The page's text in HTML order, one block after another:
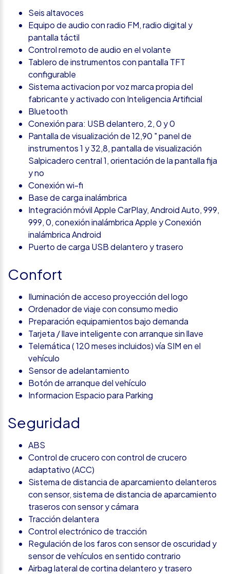
Seis altavoces
Equipo de audio con radio FM, radio digital y
pantalla táctil
Control remoto de audio en el volante
Tablero de instrumentos con pantalla TFT
configurable
Sistema activacion por voz marca propia del
fabricante y activado con Inteligencia Artificial
Bluetooth
Conexión para: USB delantero, 2, 0 y 0
Pantalla de visualización de 12,90 " panel de
instrumentos 1 y 32,8, pantalla de visualización
Salpicadero central 1, orientación de la pantalla fija
y no
Conexión wi-fi
Base de carga inalámbrica
Integración móvil Apple CarPlay, Android Auto, 999,
999, 0, conexión inalámbrica Apple y Conexión
inalámbrica Android
Puerto de carga USB delantero y trasero
Confort
Iluminación de acceso proyección del logo
Ordenador de viaje con consumo medio
Preparación equipamientos bajo demanda
Tarjeta / llave inteligente con arranque sin llave
Telemática ( 120 meses incluidos) vía SIM en el
vehículo
Sensor de adelantamiento
Botón de arranque del vehículo
Informacion Espacio para Parking
Seguridad
ABS
Control de crucero con control de crucero
adaptativo (ACC)
Sistema de distancia de aparcamiento delanteros
con sensor, sistema de distancia de aparcamiento
traseros con sensor y cámara
Tracción delantera
Control electrónico de tracción
Regulación de los faros con sensor de oscuridad y
sensor de vehículos en sentido contrario
Airbag lateral de cortina delantero y trasero